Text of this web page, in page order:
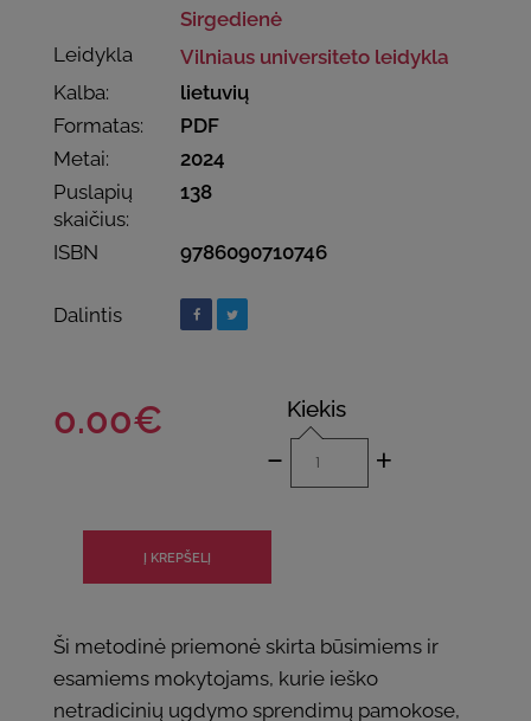
Sirgedienė
Leidykla
Vilniaus universiteto leidykla
Kalba:
lietuvių
Formatas:
PDF
Metai:
2024
Puslapių
skaičius:
138
ISBN 9786090710746
Dalintis
0.00€ Kiekis
- +
Ši metodinė priemonė skirta būsimiems ir
esamiems mokytojams, kurie ieško
netradicinių ugdymo sprendimų pamokose,